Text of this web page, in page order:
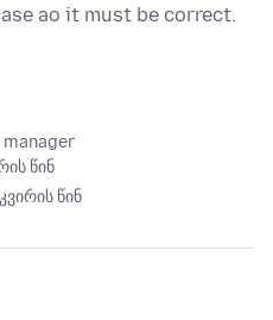
ao it must be correct.
წინ
წინ